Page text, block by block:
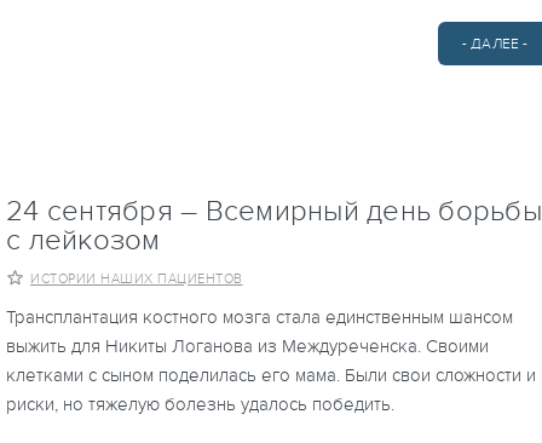
- ДАЛЕЕ -
24 сентября – Всемирный день борьбы
с лейкозом
ИСТОРИИ НАШИХ ПАЦИЕНТОВ
Трансплантация костного мозга стала единственным шансом
выжить для Никиты Логанова из Междуреченска. Своими
клетками с сыном поделилась его мама. Были свои сложности и
риски, но тяжелую болезнь удалось победить.